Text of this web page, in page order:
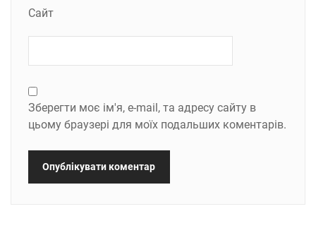
Сайт
Зберегти моє ім'я, e-mail, та адресу сайту в
цьому браузері для моїх подальших коментарів.